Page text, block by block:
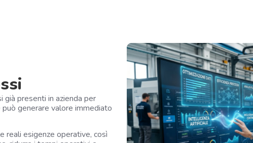
già presenti in azienda per
generare valore immediato
reali esigenze operative, così